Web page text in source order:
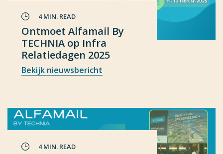
4 MIN. READ
Ontmoet Alfamail By
TECHNIA op Infra
Relatiedagen 2025
Bekijk nieuwsbericht
4 MIN. READ